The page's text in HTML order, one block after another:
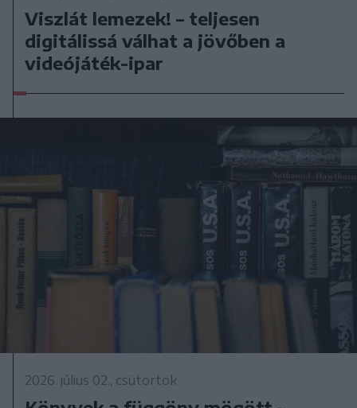
Viszlát lemezek! – teljesen
digitálissá válhat a jövőben a
videójáték-ipar
2026. július 02., csütörtök